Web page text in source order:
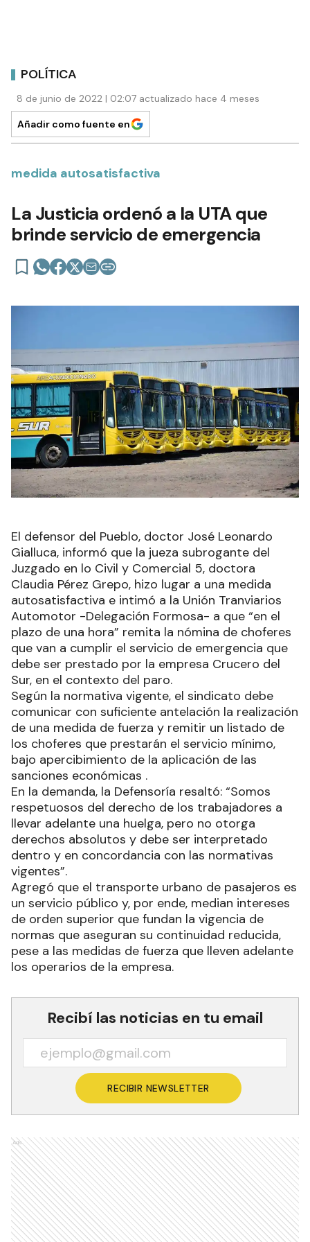
POLÍTICA
8 de junio de 2022 | 02:07 actualizado hace 4 meses
Añadir como fuente en
medida autosatisfactiva
La Justicia ordenó a la UTA que
brinde servicio de emergencia
El defensor del Pueblo, doctor José Leonardo
Gialluca, informó que la jueza subrogante del
Juzgado en lo Civil y Comercial 5, doctora
Claudia Pérez Grepo, hizo lugar a una medida
autosatisfactiva e intimó a la Unión Tranviarios
Automotor -Delegación Formosa- a que “en el
plazo de una hora” remita la nómina de choferes
que van a cumplir el servicio de emergencia que
debe ser prestado por la empresa Crucero del
Sur, en el contexto del paro.
Según la normativa vigente, el sindicato debe
comunicar con suficiente antelación la realización
de una medida de fuerza y remitir un listado de
los choferes que prestarán el servicio mínimo,
bajo apercibimiento de la aplicación de las
sanciones económicas .
En la demanda, la Defensoría resaltó: “Somos
respetuosos del derecho de los trabajadores a
llevar adelante una huelga, pero no otorga
derechos absolutos y debe ser interpretado
dentro y en concordancia con las normativas
vigentes”.
Agregó que el transporte urbano de pasajeros es
un servicio público y, por ende, median intereses
de orden superior que fundan la vigencia de
normas que aseguran su continuidad reducida,
pese a las medidas de fuerza que lleven adelante
los operarios de la empresa.
Recibí las noticias en tu email
RECIBIR NEWSLETTER
Ads